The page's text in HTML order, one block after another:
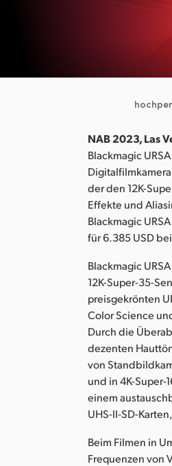
NAB 2023, Las
Blackmagic
der den 12K-
Effekte und
Blackmagic
für 6.385 USD
Blackmagic
12K-Super-35-
preisgekrönten
Color Science
Durch die
dezenten
von
und in 4K-Super-
einem
UHS-II-SD-
Beim Filmen in
Frequenzen von